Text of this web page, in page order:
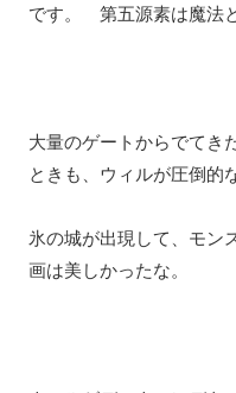
です。 第五源素は魔法
大量のゲートからでてき
ときも、ウィルが圧倒的
氷の城が出現して、モン
画は美しかったな。